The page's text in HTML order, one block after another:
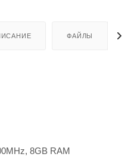
ФАЙЛЫ
8GB RAM